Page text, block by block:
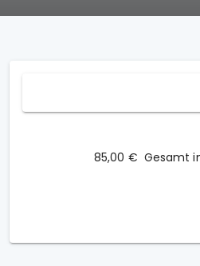
85,00 € Gesamt